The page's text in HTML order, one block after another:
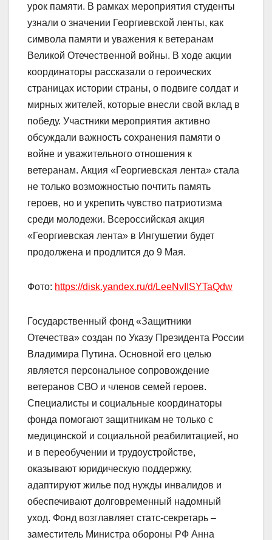
урок памяти. В рамках мероприятия студенты
узнали о значении Георгиевской ленты, как
символа памяти и уважения к ветеранам
Великой Отечественной войны. В ходе акции
координаторы рассказали о героических
страницах истории страны, о подвиге солдат и
мирных жителей, которые внесли свой вклад в
победу. Участники мероприятия активно
обсуждали важность сохранения памяти о
войне и уважительного отношения к
ветеранам. Акция «Георгиевская лента» стала
не только возможностью почтить память
героев, но и укрепить чувство патриотизма
среди молодежи. Всероссийская акция
«Георгиевская лента» в Ингушетии будет
продолжена и продлится до 9 Мая.
Фото: https://disk.yandex.ru/d/LeeNvIISYTaQdw
Государственный фонд «Защитники
Отечества» создан по Указу Президента России
Владимира Путина. Основной его целью
является персональное сопровождение
ветеранов СВО и членов семей героев.
Специалисты и социальные координаторы
фонда помогают защитникам не только с
медицинской и социальной реабилитацией, но
и в переобучении и трудоустройстве,
оказывают юридическую поддержку,
адаптируют жилье под нужды инвалидов и
обеспечивают долговременный надомный
уход. Фонд возглавляет статс-секретарь –
заместитель Министра обороны РФ Анна